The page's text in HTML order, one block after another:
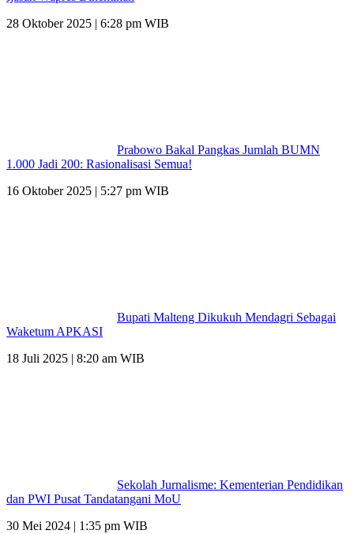
28 Oktober 2025 | 6:28 pm WIB
Prabowo Bakal Pangkas Jumlah BUMN
1.000 Jadi 200: Rasionalisasi Semua!
16 Oktober 2025 | 5:27 pm WIB
Bupati Malteng Dikukuh Mendagri Sebagai
Waketum APKASI
18 Juli 2025 | 8:20 am WIB
Sekolah Jurnalisme: Kementerian Pendidikan
dan PWI Pusat Tandatangani MoU
30 Mei 2024 | 1:35 pm WIB